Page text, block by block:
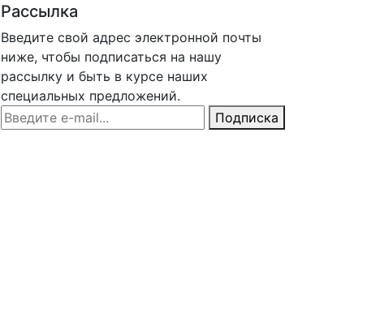
Рассылка
Введите свой адрес электронной почты
ниже, чтобы подписаться на нашу
рассылку и быть в курсе наших
специальных предложений.
Введите e-mail
Подписка